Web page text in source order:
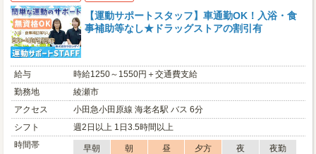
【運動サポートスタッフ】車通勤OK！入浴・食
事補助等なし★ドラッグストアの割引有
給与
時給1250～1550円＋交通費支給
勤務地
綾瀬市
アクセス
小田急小田原線 海老名駅 バス 6分
シフト
週2日以上 1日3.5時間以上
時間帯
早朝 朝 昼 夕方 夜
夜勤